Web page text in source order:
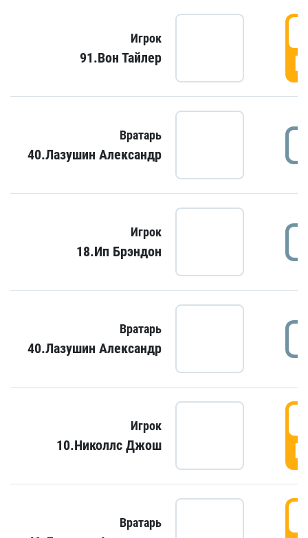
Игрок
91.Вон Тайлер
Вратарь
40.Лазушин Александр
Игрок
18.Ип Брэндон
Вратарь
40.Лазушин Александр
Игрок
10.Николлс Джош
Вратарь